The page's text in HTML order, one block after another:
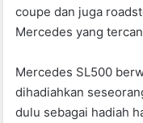
coupe dan juga
Mercedes yang
Mercedes SL500
dihadiahkan
dulu sebagai hadiah